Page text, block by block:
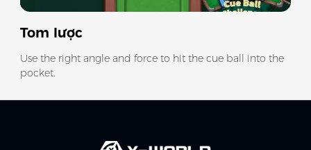
Tom lược
Use the right angle and force to hit the cue ball into the
pocket.